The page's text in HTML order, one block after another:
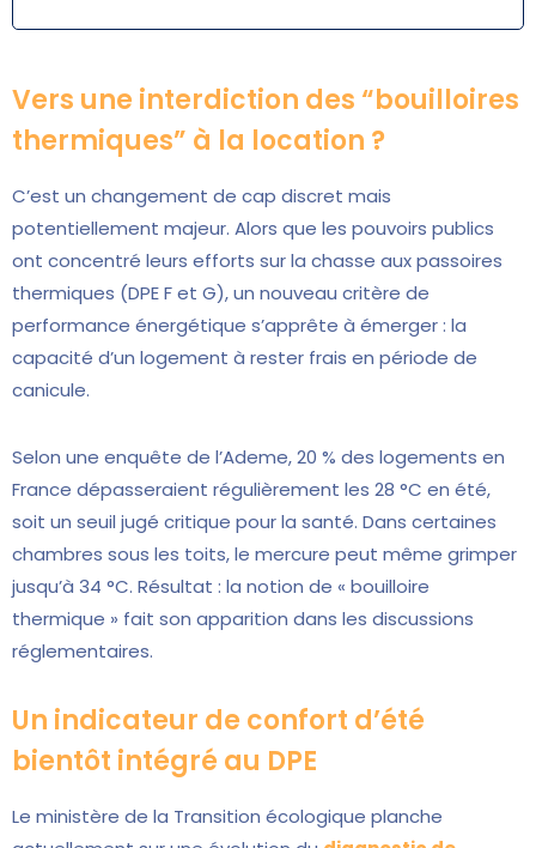
Vers une interdiction des “bouilloires
thermiques” à la location ?
C’est un changement de cap discret mais
potentiellement majeur. Alors que les pouvoirs publics
ont concentré leurs efforts sur la chasse aux passoires
thermiques (DPE F et G), un nouveau critère de
performance énergétique s’apprête à émerger : la
capacité d’un logement à rester frais en période de
canicule.
Selon une enquête de l’Ademe, 20 % des logements en
France dépasseraient régulièrement les 28 °C en été,
soit un seuil jugé critique pour la santé. Dans certaines
chambres sous les toits, le mercure peut même grimper
jusqu’à 34 °C. Résultat : la notion de « bouilloire
thermique » fait son apparition dans les discussions
réglementaires.
Un indicateur de confort d’été
bientôt intégré au DPE
Le ministère de la Transition écologique planche